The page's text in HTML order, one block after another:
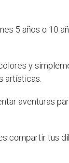
5 años o 10
y
artísticas.
aventuras
compartir tus